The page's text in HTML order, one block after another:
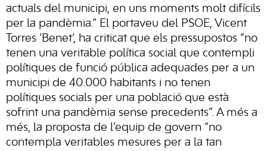
actuals del municipi, en uns moments molt difícils
per la pandèmia.” El portaveu del PSOE, Vicent
Torres ‘Benet’, ha criticat que els pressupostos “no
tenen una veritable política social que contempli
polítiques de funció pública adequades per a un
municipi de 40.000 habitants i no tenen
polítiques socials per una població que està
sofrint una pandèmia sense precedents”. A més a
més, la proposta de l’equip de govern “no
contempla veritables mesures per a la tan